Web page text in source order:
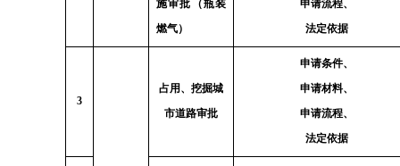
施审批（瓶装
燃气）
申请流程、
法定依据
3
占用、挖掘城
市道路审批
申请条件、
申请材料、
申请流程、
法定依据